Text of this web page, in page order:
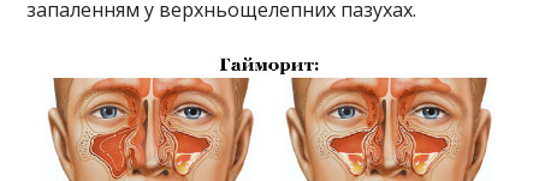
запаленням у верхньощелепних пазухах.